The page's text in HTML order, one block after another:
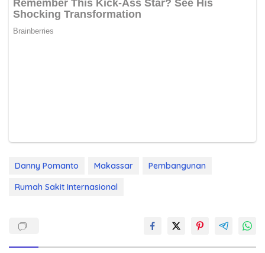
Danny Pomanto Makassar
Pembangunan
Rumah Sakit Internasional